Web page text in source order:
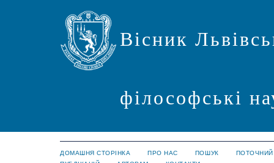
Вісник
філософські
ДОМАШНЯ СТОРІНКА ПРО НАС ПОШУК
ПОТОЧНИЙ